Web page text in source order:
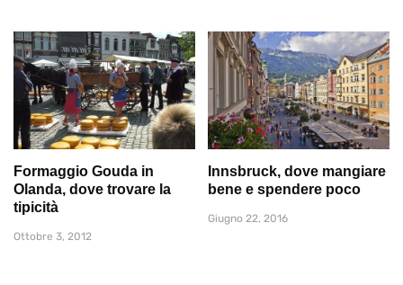
Formaggio Gouda in
Olanda, dove trovare la
tipicità
Ottobre 3, 2012
Innsbruck, dove mangiare
bene e spendere poco
Giugno 22, 2016